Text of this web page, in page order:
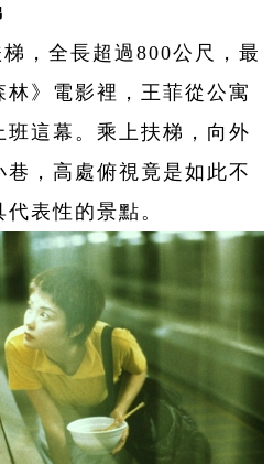
，全長超過800公尺，最
》電影裡，王菲從公寓
這幕。乘上扶梯，向外
，高處俯視竟是如此不
表性的景點。